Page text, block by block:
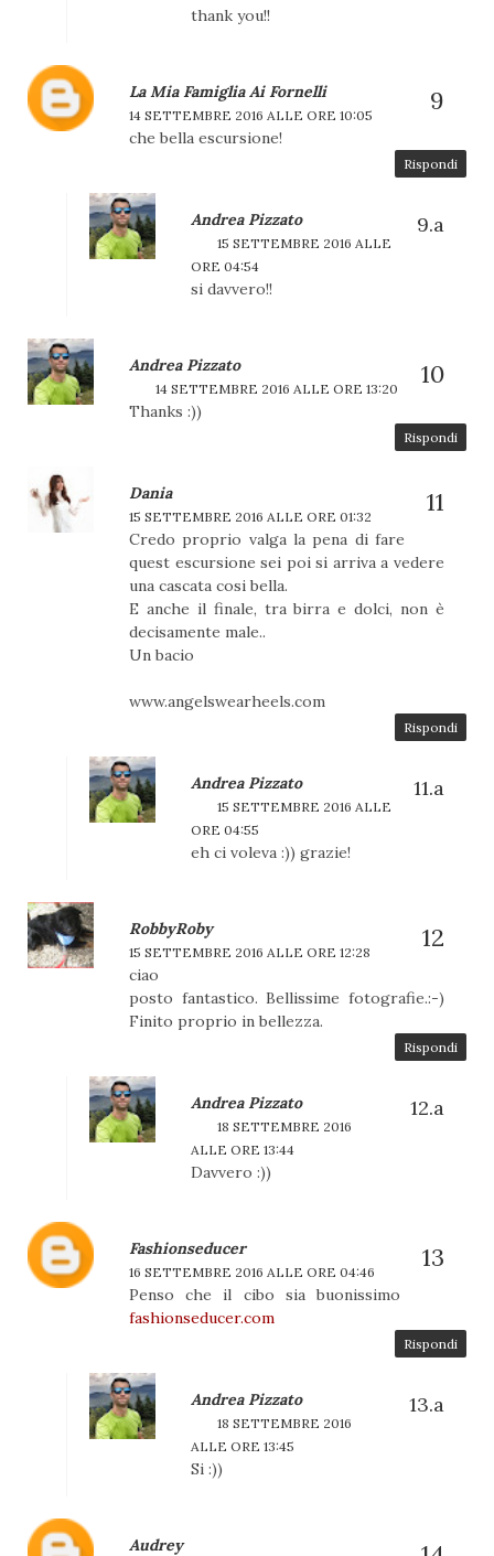
thank you!!
La Mia Famiglia Ai Fornelli
14 SETTEMBRE 2016 ALLE ORE 10:05
che bella escursione!
Rispondi
Andrea Pizzato
15 SETTEMBRE 2016 ALLE
ORE 04:54
si davvero!!
Andrea Pizzato
14 SETTEMBRE 2016 ALLE ORE 13:20
Thanks :))
Rispondi
Dania
15 SETTEMBRE 2016 ALLE ORE 01:32
Credo proprio valga la pena di fare
quest escursione sei poi si arriva a vedere
una cascata cosi bella.
E anche il finale, tra birra e dolci, non è
decisamente male..
Un bacio
www.angelswearheels.com
Rispondi
Andrea Pizzato
15 SETTEMBRE 2016 ALLE
ORE 04:55
eh ci voleva :)) grazie!
RobbyRoby
15 SETTEMBRE 2016 ALLE ORE 12:28
ciao
posto fantastico. Bellissime fotografie.:-)
Finito proprio in bellezza.
Rispondi
Andrea Pizzato
18 SETTEMBRE 2016
ALLE ORE 13:44
Davvero :))
Fashionseducer
16 SETTEMBRE 2016 ALLE ORE 04:46
Penso che il cibo sia buonissimo
fashionseducer.com
Rispondi
Andrea Pizzato
18 SETTEMBRE 2016
ALLE ORE 13:45
Si :))
Audrey